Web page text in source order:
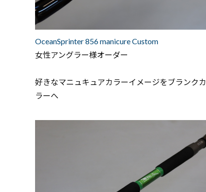
OceanSprinter 856 manicure Custom
女性アングラー様オーダー
好きなマニュキュアカラーイメージをブランクカ
ラーへ